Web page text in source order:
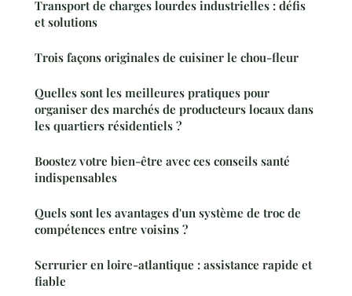
Transport de charges lourdes industrielles : défis
et solutions
Trois façons originales de cuisiner le chou-fleur
Quelles sont les meilleures pratiques pour
organiser des marchés de producteurs locaux dans
les quartiers résidentiels ?
Boostez votre bien-être avec ces conseils santé
indispensables
Quels sont les avantages d'un système de troc de
compétences entre voisins ?
Serrurier en loire-atlantique : assistance rapide et
fiable